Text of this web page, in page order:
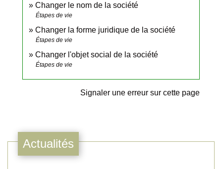
Changer le nom de la société
Étapes de vie
Changer la forme juridique de la société
Étapes de vie
Changer l'objet social de la société
Étapes de vie
Signaler une erreur sur cette page
Actualités